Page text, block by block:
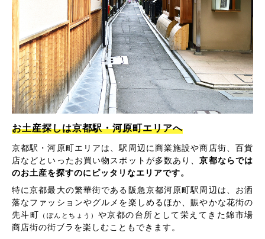
お土産探しは京都駅・河原町エリアへ
京都駅・河原町エリアは、駅周辺に商業施設や商店街、百貨
店などといったお買い物スポットが多数あり、京都ならでは
のお土産を探すのにピッタリなエリアです。
特に京都最大の繁華街である阪急京都河原町駅周辺は、お洒
落なファッションやグルメを楽しめるほか、賑やかな花街の
先斗町
（ぽんとちょう） や京都の台所として栄えてきた錦市場
商店街の街ブラを楽しむこともできます。